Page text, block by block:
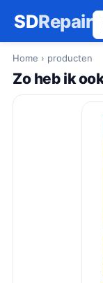
SDRepair
Home › producten
Zo heb ik